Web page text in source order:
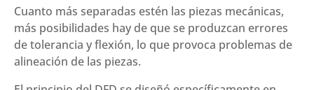
Cuanto más separadas estén las piezas mecánicas,
más posibilidades hay de que se produzcan errores
de tolerancia y flexión, lo que provoca problemas de
alineación de las piezas.